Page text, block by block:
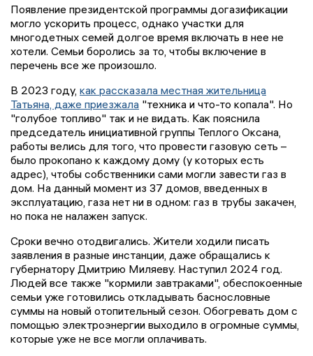
Появление президентской программы догазификации
могло ускорить процесс, однако участки для
многодетных семей долгое время включать в нее не
хотели. Семьи боролись за то, чтобы включение в
перечень все же произошло.
В 2023 году, как рассказала местная жительница
Татьяна, даже приезжала "техника и что-то копала". Но
"голубое топливо" так и не видать. Как пояснила
председатель инициативной группы Теплого Оксана,
работы велись для того, что провести газовую сеть –
было прокопано к каждому дому (у которых есть
адрес), чтобы собственники сами могли завести газ в
дом. На данный момент из 37 домов, введенных в
эксплуатацию, газа нет ни в одном: газ в трубы закачен,
но пока не налажен запуск.
Сроки вечно отодвигались. Жители ходили писать
заявления в разные инстанции, даже обращались к
губернатору Дмитрию Миляеву. Наступил 2024 год.
Людей все также "кормили завтраками", обеспокоенные
семьи уже готовились откладывать баснословные
суммы на новый отопительный сезон. Обогревать дом с
помощью электроэнергии выходило в огромные суммы,
которые уже не все могли оплачивать.